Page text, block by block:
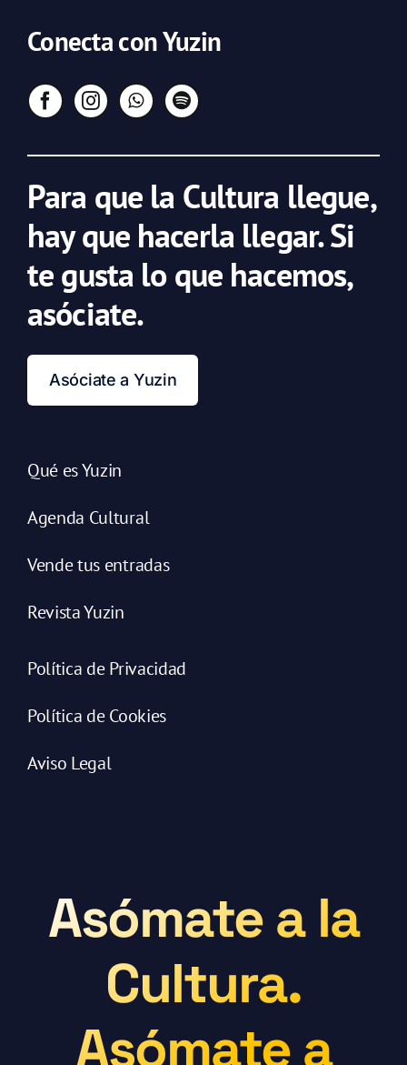
Conecta con Yuzin
Para que la Cultura llegue,
hay que hacerla llegar. Si
te gusta lo que hacemos,
asóciate.
Asóciate a Yuzin
Qué es Yuzin
Agenda Cultural
Vende tus entradas
Revista Yuzin
Política de Privacidad
Política de Cookies
Aviso Legal
Asómate a la
Cultura.
Asómate a